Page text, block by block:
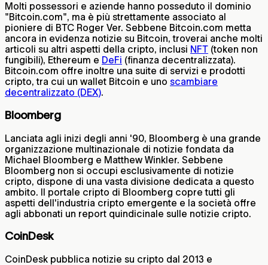
Molti possessori e aziende hanno posseduto il dominio
"Bitcoin.com", ma è più strettamente associato al
pioniere di BTC Roger Ver. Sebbene Bitcoin.com metta
ancora in evidenza notizie su Bitcoin, troverai anche molti
articoli su altri aspetti della cripto, inclusi NFT (token non
fungibili), Ethereum e DeFi (finanza decentralizzata).
Bitcoin.com offre inoltre una suite di servizi e prodotti
cripto, tra cui un wallet Bitcoin e uno scambiare
decentralizzato (DEX).
Bloomberg
Lanciata agli inizi degli anni '90, Bloomberg è una grande
organizzazione multinazionale di notizie fondata da
Michael Bloomberg e Matthew Winkler. Sebbene
Bloomberg non si occupi esclusivamente di notizie
cripto, dispone di una vasta divisione dedicata a questo
ambito. Il portale cripto di Bloomberg copre tutti gli
aspetti dell'industria cripto emergente e la società offre
agli abbonati un report quindicinale sulle notizie cripto.
CoinDesk
CoinDesk pubblica notizie su cripto dal 2013 e